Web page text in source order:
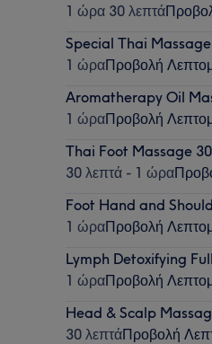
1 ώρα 30 λεπτά
Special Thai
1 ώραΠροβολή
Aromatherapy Oil
1 ώραΠροβολή
Thai Foot Massage
30 λεπτά - 1 ώρα
Foot Hand and
1 ώραΠροβολή
Lymph Detoxifying
1 ώραΠροβολή
Head & Scalp
30 λεπτάΠροβολή